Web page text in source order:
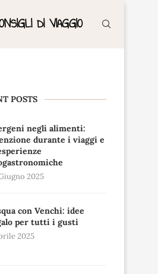
DI VIAGGIO
POSTS
negli alimenti:
durante i viaggi e
2025
con Venchi: idee
per tutti i gusti
2025